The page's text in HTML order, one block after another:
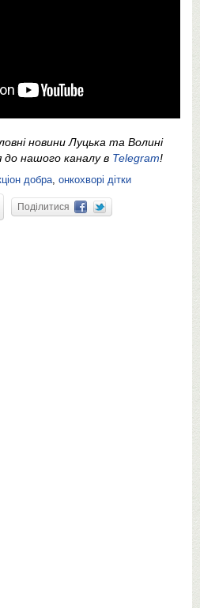
новини Луцька та Волині
нашого каналу в Telegram!
добра онкохворі дітки
Поділитися